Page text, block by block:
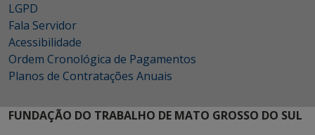
LGPD
Fala Servidor
Acessibilidade
Ordem Cronológica de Pagamentos
Planos de Contratações Anuais
FUNDAÇÃO DO TRABALHO DE MATO GROSSO DO SUL